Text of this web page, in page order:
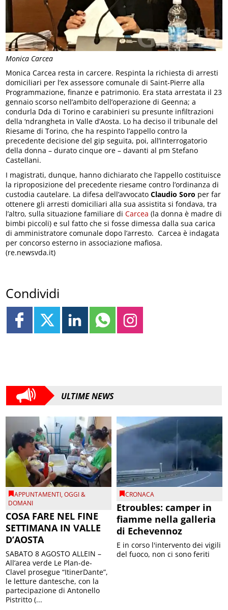
Monica Carcea
Monica Carcea resta in carcere. Respinta la richiesta di arresti
domiciliari per l’ex assessore comunale di Saint-Pierre alla
Programmazione, finanze e patrimonio. Era stata arrestata il 23
gennaio scorso nell’ambito dell’operazione di Geenna; a
condurla Dda di Torino e carabinieri su presunte infiltrazioni
della ‘ndrangheta in Valle d’Aosta. Lo ha deciso il tribunale del
Riesame di Torino, che ha respinto l’appello contro la
precedente decisione del gip seguita, poi, all’interrogatorio
della donna – durato cinque ore – davanti al pm Stefano
Castellani.
I magistrati, dunque, hanno dichiarato che l’appello costituisce
la riproposizione del precedente riesame contro l’ordinanza di
custodia cautelare. La difesa dell’avvocatoClaudio Soro per far
ottenere gli arresti domiciliari alla sua assistita si fondava, tra
l’altro, sulla situazione familiare di Carcea (la donna è madre di
bimbi piccoli) e sul fatto che si fosse dimessa dalla sua carica
di amministratore comunale dopo l’arresto. Carcea è indagata
per concorso esterno in associazione mafiosa.
(re.newsvda.it)
Condividi
ULTIME NEWS
APPUNTAMENTI,OGGI &
DOMANI
COSA FARE NEL FINE
SETTIMANA IN VALLE
D’AOSTA
SABATO 8 AGOSTO ALLEIN –
All’area verde Le Plan-de-
Clavel prosegue “ItinerDante”,
le letture dantesche, con la
partecipazione di Antonello
Pistritto (...
CRONACA
Etroubles: camper in
fiamme nella galleria
di Echevennoz
E in corso l'intervento dei vigili
del fuoco, non ci sono feriti